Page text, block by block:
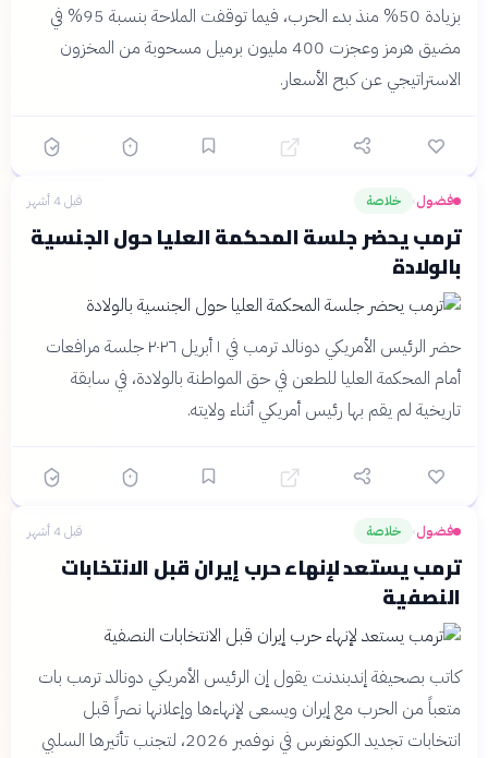
بزيادة 50% منذ بدء الحرب، فيما توقفت الملاحة بنسبة 95% في
مضيق هرمز وعجزت 400 مليون برميل مسحوبة من المخزون
الاستراتيجي عن كبح الأسعار.
فضول› خلاصة قبل 4 أشهر
ترمب يحضر جلسة المحكمة العليا حول الجنسية
بالولادة
حضر الرئيس الأمريكي دونالد ترمب في ١ أبريل ٢٠٢٦ جلسة مرافعات
أمام المحكمة العليا للطعن في حق المواطنة بالولادة، في سابقة
تاريخية لم يقم بها رئيس أمريكي أثناء ولايته.
فضول› خلاصة قبل 4 أشهر
ترمب يستعد لإنهاء حرب إيران قبل الانتخابات
النصفية
كاتب بصحيفة إندبندنت يقول إن الرئيس الأمريكي دونالد ترمب بات
متعباً من الحرب مع إيران ويسعى لإنهاءها وإعلانها نصراً قبل
انتخابات تجديد الكونغرس في نوفمبر 2026، لتجنب تأثيرها السلبي